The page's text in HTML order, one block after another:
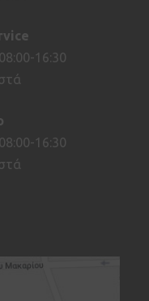
16:30
16:30